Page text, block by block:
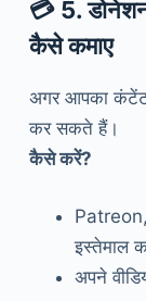
💳 5.
कैसे कमाए
अगर आपका कंटेंट
कर सकते हैं।
कैसे करें?
इस्तेमाल
अपने